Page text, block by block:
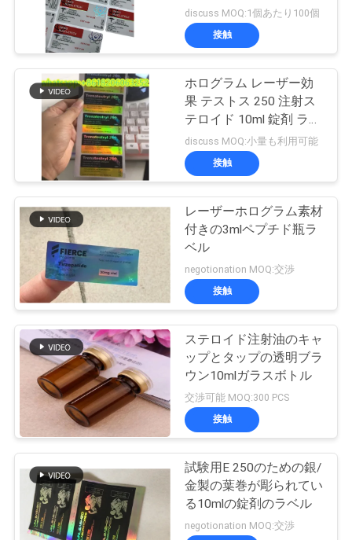
行
理
私
達
に
連
な
さ
注文のガラスびん
のラベル
111
10ml ガラスびん箱
45
保証ホログラムの
ステッカー
27
discuss MOQ:1個あたり100個
接触
ホログラム レーザー効
果 テストス 250 注射ス
テロイド 10ml 錠剤 ラベ
ル
discuss MOQ:小量も利用可能
接触
レーザーホログラム素材
付きの3mlペプチド瓶ラ
ベル
negotionation MOQ:交渉
接触
ステロイド注射油のキャ
ップとタップの透明ブラ
ウン10mlガラスボトル
交渉可能 MOQ:300 PCS
接触
試験用E 250のための銀/
金製の葉巻が彫られてい
る10mlの錠剤のラベル
negotionation MOQ:交渉